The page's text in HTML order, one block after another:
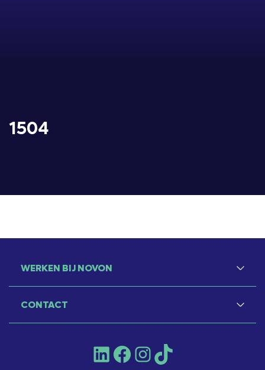
1504
WERKEN BIJ NOVON
CONTACT
LinkedInFacebookInstagram
TikTok